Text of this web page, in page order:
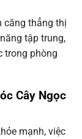
căng thẳng thị
tập trung,
trong phòng
Cây Ngọc
mạnh, việc